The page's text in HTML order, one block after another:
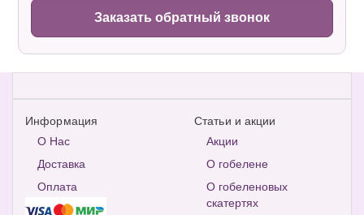
Заказать обратный звонок
Информация
О Нас
Доставка
Оплата
Статьи и акции
Акции
О гобелене
О гобеленовых
скатертях